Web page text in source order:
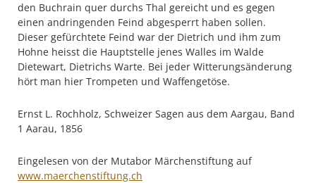
den Buchrain quer durchs Thal gereicht und es gegen
einen andringenden Feind abgesperrt haben sollen.
Dieser gefürchtete Feind war der Dietrich und ihm zum
Hohne heisst die Hauptstelle jenes Walles im Walde
Dietewart, Dietrichs Warte. Bei jeder Witterungsänderung
hört man hier Trompeten und Waffengetöse.
Ernst L. Rochholz, Schweizer Sagen aus dem Aargau, Band
1 Aarau, 1856
Eingelesen von der Mutabor Märchenstiftung auf
www.maerchenstiftung.ch